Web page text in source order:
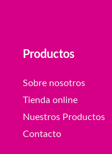
Productos
Sobre nosotros
Tienda online
Nuestros Productos
Contacto